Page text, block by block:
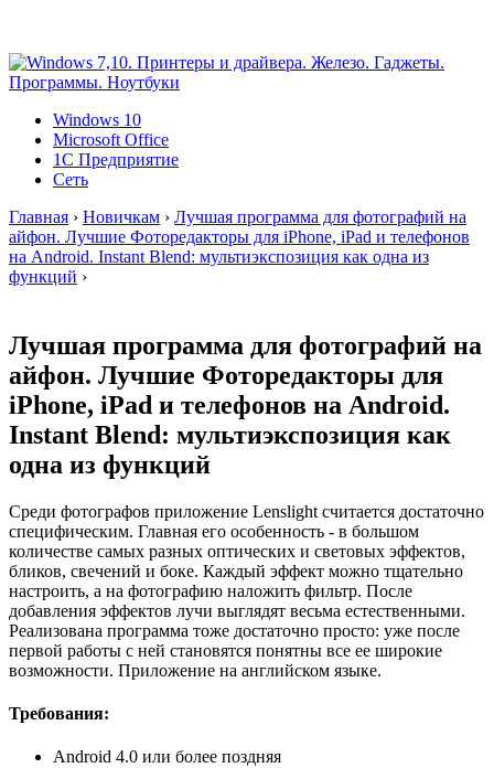
Windows 10
Microsoft Office
1C Предприятие
Сеть
Главная › Новичкам › Лучшая программа для фотографий на
айфон. Лучшие Фоторедакторы для iPhone, iPad и телефонов
на Android. Instant Blend: мультиэкспозиция как одна из
функций ›
Лучшая программа для фотографий на
айфон. Лучшие Фоторедакторы для
iPhone, iPad и телефонов на Android.
Instant Blend: мультиэкспозиция как
одна из функций
Среди фотографов приложение Lenslight считается достаточно
специфическим. Главная его особенность - в большом
количестве самых разных оптических и световых эффектов,
бликов, свечений и боке. Каждый эффект можно тщательно
настроить, а на фотографию наложить фильтр. После
добавления эффектов лучи выглядят весьма естественными.
Реализована программа тоже достаточно просто: уже после
первой работы с ней становятся понятны все ее широкие
возможности. Приложение на английском языке.
Требования:
Android 4.0 или более поздняя